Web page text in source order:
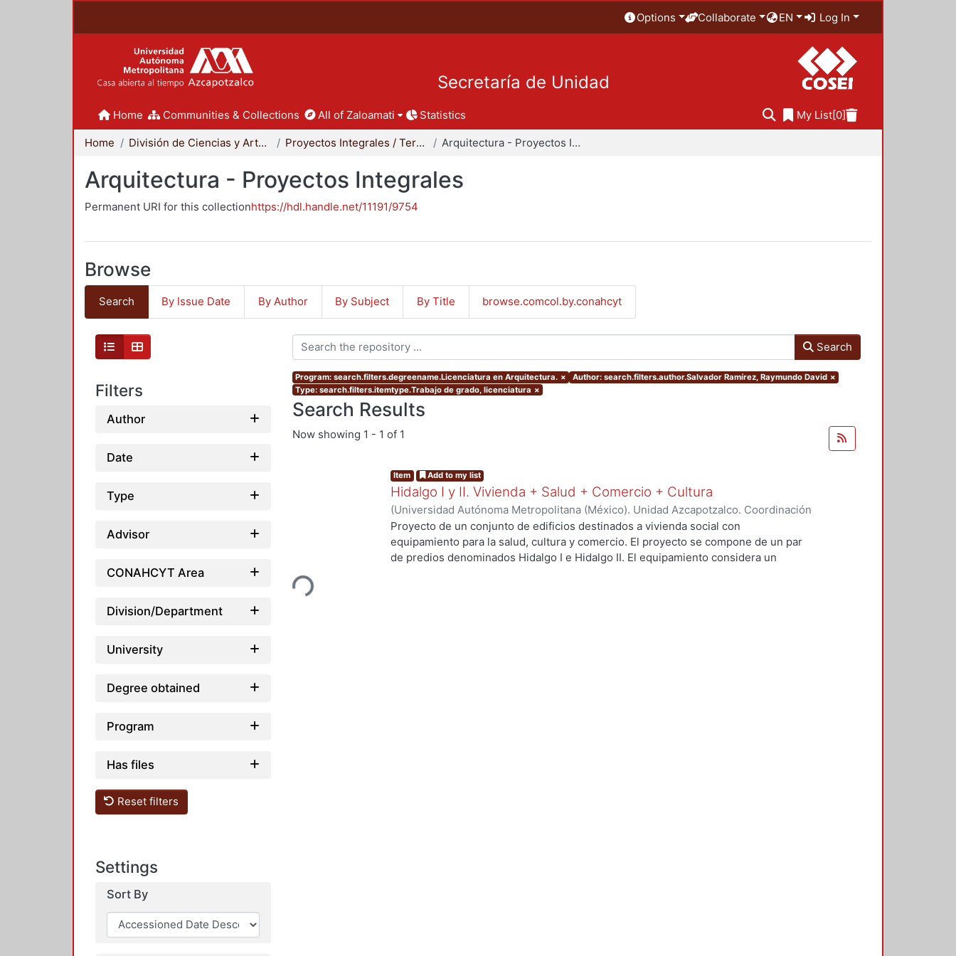
Options Collaborate EN Log In
Secretaría de Unidad
Home Communities & Collections All of Zaloamati Statistics My List[0]
Home División de Ciencias y Artes para el Diseño Proyectos Integrales / Terminales - Licenciatura Arquitectura - Proyectos Integrales
Arquitectura - Proyectos Integrales
Permanent URI for this collectionhttps://hdl.handle.net/11191/9754
Browse
Search By Issue Date By Author By Subject By Title browse.comcol.by.conahcyt
Filters
Author
Date
Type
Advisor
CONAHCYT Area
Division/Department
University
Degree obtained
Program
Has files
Reset filters
Settings
Sort By
Search
Program: search.filters.degreename.Licenciatura en Arquitectura. × Author: search.filters.author.Salvador Ramírez, Raymundo David ×
Type: search.filters.itemtype.Trabajo de grado, licenciatura ×
Search Results
Now showing 1 - 1 of 1
Loading...
Item Add to my list
Hidalgo I y II. Vivienda + Salud + Comercio + Cultura
(Universidad Autónoma Metropolitana (México). Unidad Azcapotzalco. Coordinación
de Servicios de Información.,2023-10)Escalona Rivero, Yesenia; Salvador Ramírez,
Raymundo David
Proyecto de un conjunto de edificios destinados a vivienda social con
equipamiento para la salud, cultura y comercio. El proyecto se compone de un par
de predios denominados Hidalgo I e Hidalgo II. El equipamiento considera un